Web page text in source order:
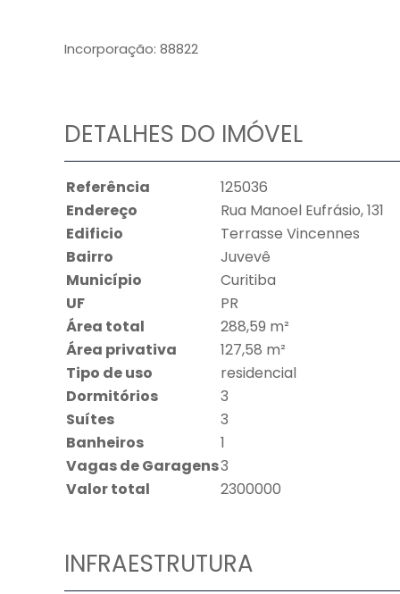
Incorporação: 88822
DETALHES DO IMÓVEL
Referência
125036
Endereço
Rua Manoel Eufrásio, 131
Edificio
Terrasse Vincennes
Bairro
Juvevê
Município
Curitiba
UF
PR
Área total
288,59 m²
Área privativa
127,58 m²
Tipo de uso
residencial
Dormitórios
3
Suítes
3
Banheiros
1
Vagas de Garagens3
Valor total
2300000
INFRAESTRUTURA